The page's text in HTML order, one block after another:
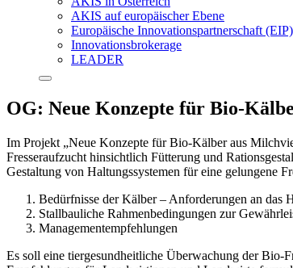
AKIS auf europäischer Ebene
Europäische Innovationspartnerschaft (EIP)
Innovationsbrokerage
LEADER
OG: Neue Konzepte für Bio-
Im Projekt „Neue Konzepte für Bio-Kälber aus
Fresseraufzucht hinsichtlich Fütterung und
Gestaltung von Haltungssystemen für eine gelungene
Bedürfnisse der Kälber – Anforderungen an das
Stallbauliche Rahmenbedingungen zur
Managementempfehlungen
Es soll eine tiergesundheitliche Überwachung der Bio-